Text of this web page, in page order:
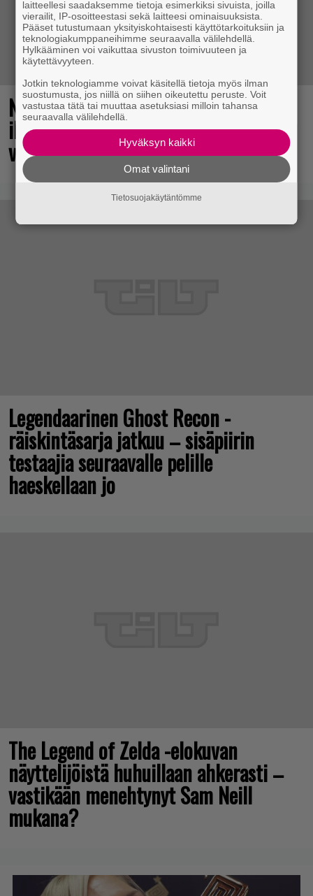
No johan pomppasi: 30 vuotta sitten
ilmestynyt klassikkoräiskintä sai
valtavasti lisää sisältöä
Legendaarinen Ghost Recon -
räiskintäsarja jatkuu – sisäpiirin
testaajia seuraavalle pelille
haeskellaan jo
The Legend of Zelda -elokuvan
näyttelijöistä huhuillaan ahkerasti –
vastikään menehtynyt Sam Neill
mukana?
laitteellesi saadaksemme tietoja esimerkiksi sivuista, joilla
vierailit, IP-osoitteestasi sekä laitteesi ominaisuuksista.
Pääset tutustumaan yksityiskohtaisesti käyttötarkoituksiin ja
teknologiakumppaneihimme seuraavalla välilehdellä.
Hylkääminen voi vaikuttaa sivuston toimivuuteen ja
käytettävyyteen.
Jotkin teknologiamme voivat käsitellä tietoja myös ilman
suostumusta, jos niillä on siihen oikeutettu peruste. Voit
vastustaa tätä tai muuttaa asetuksiasi milloin tahansa
seuraavalla välilehdellä.
Hyväksyn kaikki
Omat valintani
Tietosuojakäytäntömme